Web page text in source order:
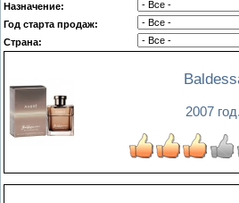
Назначение:
Год старта продаж:
Страна:
2007 год.